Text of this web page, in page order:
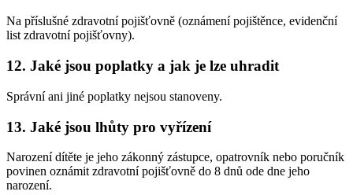
Na příslušné zdravotní pojišťovně (oznámení pojištěnce, evidenční
list zdravotní pojišťovny).
12. Jaké jsou poplatky a jak je lze uhradit
Správní ani jiné poplatky nejsou stanoveny.
13. Jaké jsou lhůty pro vyřízení
Narození dítěte je jeho zákonný zástupce, opatrovník nebo poručník
povinen oznámit zdravotní pojišťovně do 8 dnů ode dne jeho
narození.